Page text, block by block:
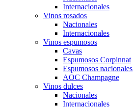
Internacionales
Vinos rosados
Nacionales
Internacionales
Vinos espumosos
Cavas
Espumosos Corpinnat
Espumosos nacionales
AOC Champagne
Vinos dulces
Nacionales
Internacionales